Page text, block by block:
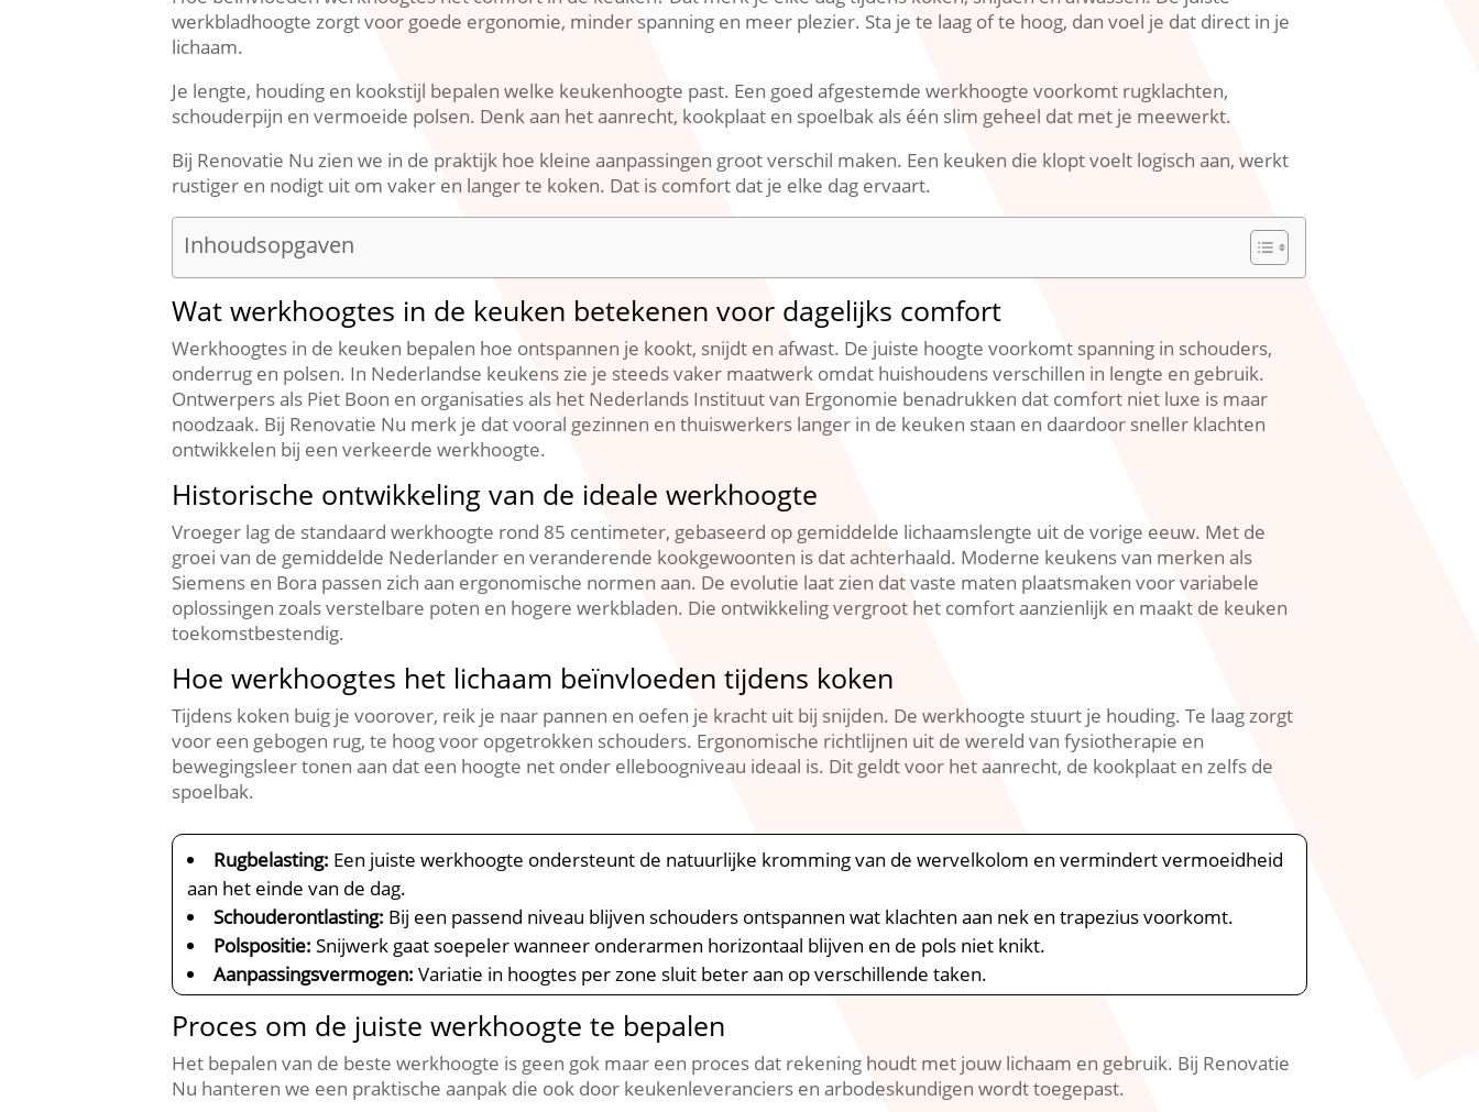
werkbladhoogte zorgt voor goede ergonomie, minder spanning en meer plezier.​ Sta je te laag of te hoog, dan voel je dat direct in je
lichaam.​
Je lengte, houding en kookstijl bepalen welke keukenhoogte past.​ Een goed afgestemde werkhoogte voorkomt rugklachten,
schouderpijn en vermoeide polsen.​ Denk aan het aanrecht, kookplaat en spoelbak als één slim geheel dat met je meewerkt.​
Bij Renovatie Nu zien we in de praktijk hoe kleine aanpassingen groot verschil maken.​ Een keuken die klopt voelt logisch aan, werkt
rustiger en nodigt uit om vaker en langer te koken.​ Dat is comfort dat je elke dag ervaart.​
Inhoudsopgaven
Wat werkhoogtes in de keuken betekenen voor dagelijks comfort
Werkhoogtes in de keuken bepalen hoe ontspannen je kookt, snijdt en afwast.​ De juiste hoogte voorkomt spanning in schouders,
onderrug en polsen.​ In Nederlandse keukens zie je steeds vaker maatwerk omdat huishoudens verschillen in lengte en gebruik.​
Ontwerpers als Piet Boon en organisaties als het Nederlands Instituut van Ergonomie benadrukken dat comfort niet luxe is maar
noodzaak.​ Bij Renovatie Nu merk je dat vooral gezinnen en thuiswerkers langer in de keuken staan en daardoor sneller klachten
ontwikkelen bij een verkeerde werkhoogte.​
Historische ontwikkeling van de ideale werkhoogte
Vroeger lag de standaard werkhoogte rond 85 centimeter, gebaseerd op gemiddelde lichaamslengte uit de vorige eeuw.​ Met de
groei van de gemiddelde Nederlander en veranderende kookgewoonten is dat achterhaald.​ Moderne keukens van merken als
Siemens en Bora passen zich aan ergonomische normen aan.​ De evolutie laat zien dat vaste maten plaatsmaken voor variabele
oplossingen zoals verstelbare poten en hogere werkbladen.​ Die ontwikkeling vergroot het comfort aanzienlijk en maakt de keuken
toekomstbestendig.​
Hoe werkhoogtes het lichaam beïnvloeden tijdens koken
Tijdens koken buig je voorover, reik je naar pannen en oefen je kracht uit bij snijden.​ De werkhoogte stuurt je houding.​ Te laag zorgt
voor een gebogen rug, te hoog voor opgetrokken schouders.​ Ergonomische richtlijnen uit de wereld van fysiotherapie en
bewegingsleer tonen aan dat een hoogte net onder elleboogniveau ideaal is.​ Dit geldt voor het aanrecht, de kookplaat en zelfs de
spoelbak.​
Rugbelasting: Een juiste werkhoogte ondersteunt de natuurlijke kromming van de wervelkolom en vermindert vermoeidheid
aan het einde van de dag.​
Schouderontlasting: Bij een passend niveau blijven schouders ontspannen wat klachten aan nek en trapezius voorkomt.​
Polspositie: Snijwerk gaat soepeler wanneer onderarmen horizontaal blijven en de pols niet knikt.​
Aanpassingsvermogen: Variatie in hoogtes per zone sluit beter aan op verschillende taken.​
Proces om de juiste werkhoogte te bepalen
Het bepalen van de beste werkhoogte is geen gok maar een proces dat rekening houdt met jouw lichaam en gebruik.​ Bij Renovatie
Nu hanteren we een praktische aanpak die ook door keukenleveranciers en arbodeskundigen wordt toegepast.​